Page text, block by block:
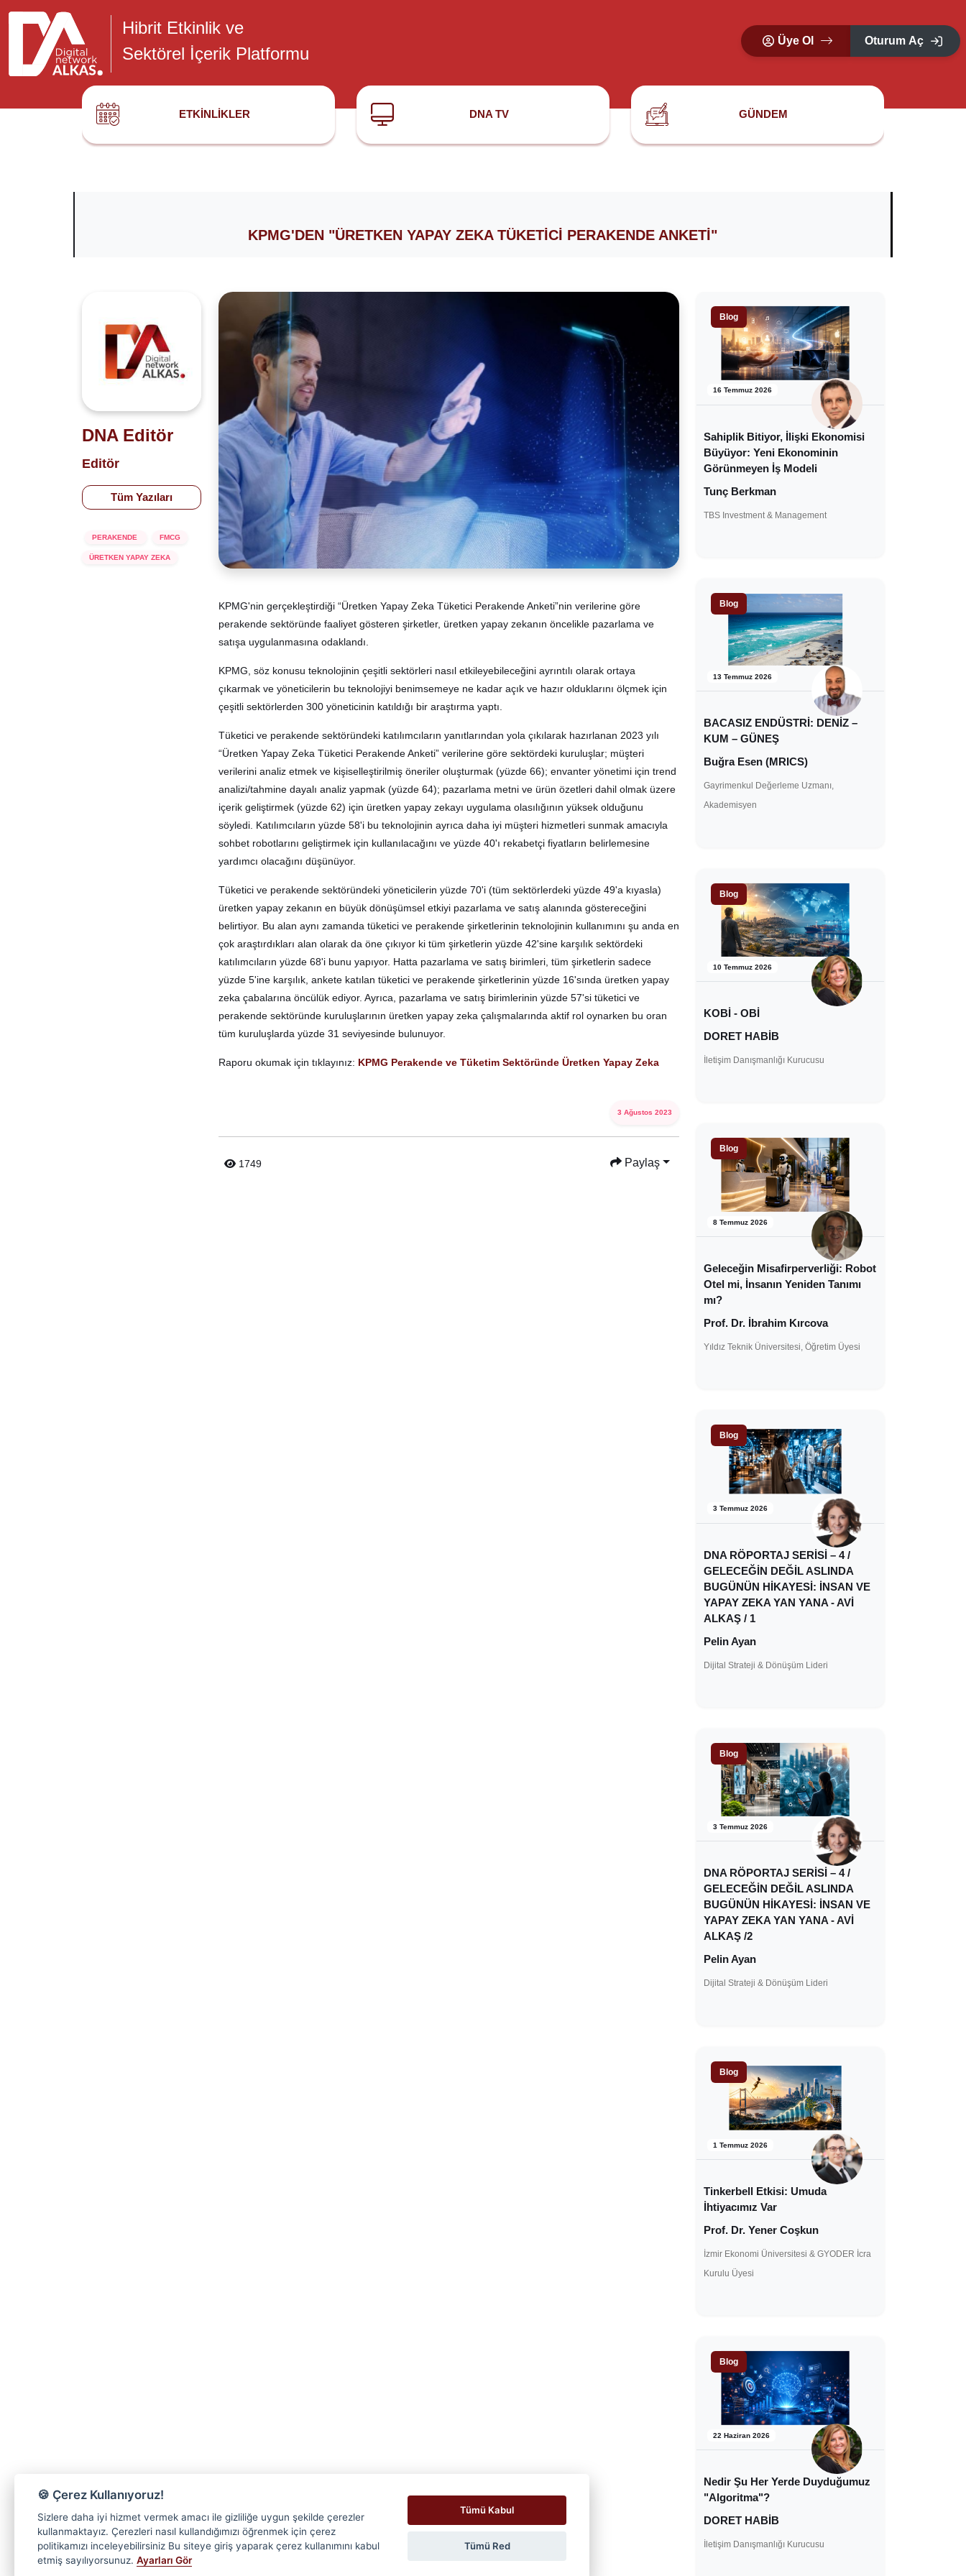
Hibrit Etkinlik ve
Sektörel İçerik Platformu
Üye Ol Oturum Aç
ETKINLIKLER DNA TV GÜNDEM
KPMG'DEN "ÜRETKEN YAPAY ZEKA TÜKETICI PERAKENDE ANKETI"
DNA Editör
Editör
Tüm Yazıları
PERAKENDE FMCG
ÜRETKEN YAPAY ZEKA
KPMG'nin gerçekleştirdiği “Üretken Yapay Zeka Tüketici Perakende Anketi”nin verilerine göre
perakende sektöründe faaliyet gösteren şirketler, üretken yapay zekanın öncelikle pazarlama ve
satışa uygulanmasına odaklandı.
KPMG, söz konusu teknolojinin çeşitli sektörleri nasıl etkileyebileceğini ayrıntılı olarak ortaya
çıkarmak ve yöneticilerin bu teknolojiyi benimsemeye ne kadar açık ve hazır olduklarını ölçmek için
çeşitli sektörlerden 300 yöneticinin katıldığı bir araştırma yaptı.
Tüketici ve perakende sektöründeki katılımcıların yanıtlarından yola çıkılarak hazırlanan 2023 yılı
“Üretken Yapay Zeka Tüketici Perakende Anketi” verilerine göre sektördeki kuruluşlar; müşteri
verilerini analiz etmek ve kişiselleştirilmiş öneriler oluşturmak (yüzde 66); envanter yönetimi için trend
analizi/tahmine dayalı analiz yapmak (yüzde 64); pazarlama metni ve ürün özetleri dahil olmak üzere
içerik geliştirmek (yüzde 62) için üretken yapay zekayı uygulama olasılığının yüksek olduğunu
söyledi. Katılımcıların yüzde 58'i bu teknolojinin ayrıca daha iyi müşteri hizmetleri sunmak amacıyla
sohbet robotlarını geliştirmek için kullanılacağını ve yüzde 40'ı rekabetçi fiyatların belirlemesine
yardımcı olacağını düşünüyor.
Tüketici ve perakende sektöründeki yöneticilerin yüzde 70'i (tüm sektörlerdeki yüzde 49'a kıyasla)
üretken yapay zekanın en büyük dönüşümsel etkiyi pazarlama ve satış alanında göstereceğini
belirtiyor. Bu alan aynı zamanda tüketici ve perakende şirketlerinin teknolojinin kullanımını şu anda en
çok araştırdıkları alan olarak da öne çıkıyor ki tüm şirketlerin yüzde 42'sine karşılık sektördeki
katılımcıların yüzde 68'i bunu yapıyor. Hatta pazarlama ve satış birimleri, tüm şirketlerin sadece
yüzde 5'ine karşılık, ankete katılan tüketici ve perakende şirketlerinin yüzde 16'sında üretken yapay
zeka çabalarına öncülük ediyor. Ayrıca, pazarlama ve satış birimlerinin yüzde 57'si tüketici ve
perakende sektöründe kuruluşlarının üretken yapay zeka çalışmalarında aktif rol oynarken bu oran
tüm kuruluşlarda yüzde 31 seviyesinde bulunuyor.
Raporu okumak için tıklayınız: KPMG Perakende ve Tüketim Sektöründe Üretken Yapay Zeka
3 Ağustos 2023
1749 Paylaş
Blog
16 Temmuz 2026
Sahiplik Bitiyor, İlişki Ekonomisi
Büyüyor: Yeni Ekonominin
Görünmeyen İş Modeli
Tunç Berkman
TBS Investment & Management
Blog
13 Temmuz 2026
BACASIZ ENDÜSTRİ: DENİZ –
KUM – GÜNEŞ
Buğra Esen (MRICS)
Gayrimenkul Değerleme Uzmanı,
Akademisyen
Blog
10 Temmuz 2026
KOBİ - OBİ
DORET HABİB
İletişim Danışmanlığı Kurucusu
Blog
8 Temmuz 2026
Geleceğin Misafirperverliği: Robot
Otel mi, İnsanın Yeniden Tanımı
mı?
Prof. Dr. İbrahim Kırcova
Yıldız Teknik Üniversitesi, Öğretim Üyesi
Blog
3 Temmuz 2026
DNA RÖPORTAJ SERİSİ – 4 /
GELECEĞİN DEĞİL ASLINDA
BUGÜNÜN HİKAYESİ: İNSAN VE
YAPAY ZEKA YAN YANA - AVİ
ALKAŞ / 1
Pelin Ayan
Dijital Strateji & Dönüşüm Lideri
Blog
3 Temmuz 2026
DNA RÖPORTAJ SERİSİ – 4 /
GELECEĞİN DEĞİL ASLINDA
BUGÜNÜN HİKAYESİ: İNSAN VE
YAPAY ZEKA YAN YANA - AVİ
ALKAŞ /2
Pelin Ayan
Dijital Strateji & Dönüşüm Lideri
Blog
1 Temmuz 2026
Tinkerbell Etkisi: Umuda
İhtiyacımız Var
Prof. Dr. Yener Coşkun
İzmir Ekonomi Üniversitesi & GYODER İcra
Kurulu Üyesi
Blog
22 Haziran 2026
Nedir Şu Her Yerde Duyduğumuz
"Algoritma"?
DORET HABİB
İletişim Danışmanlığı Kurucusu
🍪 Çerez Kullanıyoruz!
Sizlere daha iyi hizmet vermek amacı ile gizliliğe uygun şekilde çerezler
kullanmaktayız. Çerezleri nasıl kullandığımızı öğrenmek için çerez
politikamızı inceleyebilirsiniz Bu siteye giriş yaparak çerez kullanımını kabul
etmiş sayılıyorsunuz. Ayarları Gör
Tümü Kabul
Tümü Red